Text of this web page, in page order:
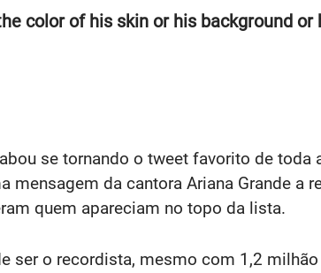
color of his skin or his background or
se tornando o tweet favorito de toda
mensagem da cantora Ariana Grande a
quem apareciam no topo da lista.
ser o recordista, mesmo com 1,2